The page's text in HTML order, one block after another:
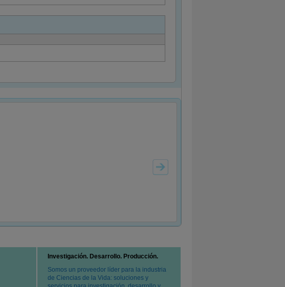
Investigación. Desarrollo. Producción.
Somos un proveedor líder para la industria
de Ciencias de la Vida: soluciones y